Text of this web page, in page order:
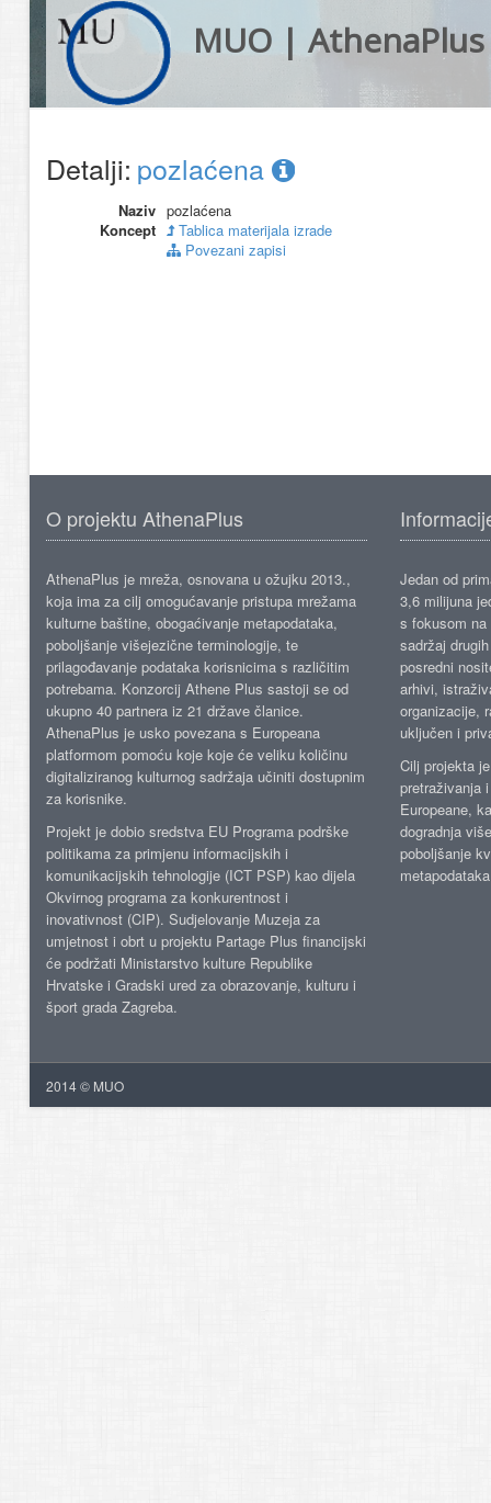
MUO | AthenaPlus
Detalji: pozlaćena
Naziv pozlaćena
Koncept
Tablica materijala izrade
Povezani zapisi
O projektu AthenaPlus
AthenaPlus je mreža, osnovana u ožujku 2013.,
koja ima za cilj omogućavanje pristupa mrežama
kulturne baštine, obogaćivanje metapodataka,
poboljšanje višejezične terminologije, te
prilagođavanje podataka korisnicima s različitim
potrebama. Konzorcij Athene Plus sastoji se od
ukupno 40 partnera iz 21 države članice.
AthenaPlus je usko povezana s Europeana
platformom pomoću koje koje će veliku količinu
digitaliziranog kulturnog sadržaja učiniti dostupnim
za korisnike.
Projekt je dobio sredstva EU Programa podrške
politikama za primjenu informacijskih i
komunikacijskih tehnologije (ICT PSP) kao dijela
Okvirnog programa za konkurentnost i
inovativnost (CIP). Sudjelovanje Muzeja za
umjetnost i obrt u projektu Partage Plus financijski
će podržati Ministarstvo kulture Republike
Hrvatske i Gradski ured za obrazovanje, kulturu i
šport grada Zagreba.
Jedan od
3,6 milijuna
s fokusom
sadržaj
posredni
arhivi,
organizacije,
uključen i
Cilj projekta
pretraživanja
Europeane,
dogradnja
poboljšanje
2014 © MUO